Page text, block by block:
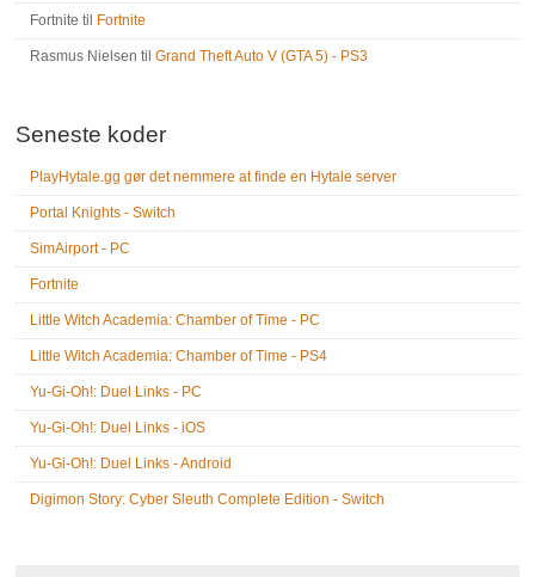
Fortnite til Fortnite
Rasmus Nielsen tilGrand Theft Auto V (GTA 5) - PS3
Seneste koder
PlayHytale.gg gør det nemmere at finde en Hytale server
Portal Knights - Switch
SimAirport - PC
Fortnite
Little Witch Academia: Chamber of Time - PC
Little Witch Academia: Chamber of Time - PS4
Yu-Gi-Oh!: Duel Links - PC
Yu-Gi-Oh!: Duel Links - iOS
Yu-Gi-Oh!: Duel Links - Android
Digimon Story: Cyber Sleuth Complete Edition - Switch